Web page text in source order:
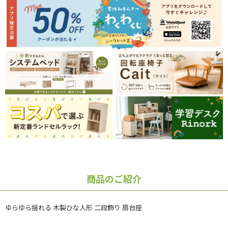
商品のご紹介
ゆらゆら揺れる 木製ひな人形 二段飾り 扇台座